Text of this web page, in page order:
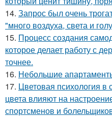
14. Запрос был очень
"много воздуха, света и
15. Процесс создания
которое делает работу с
точнее.
16. Небольшие
17. Цветовая психология в
цвета влияют на
спортсменов и